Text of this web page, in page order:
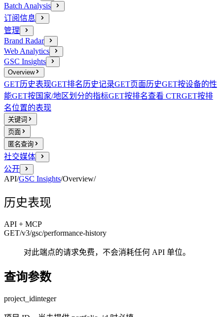
Batch Analysis
订阅信息
管理
Brand Radar
Web Analytics
GSC Insights
Overview
GET历史表现GET排名历史记录GET页面历史GET按设备的性
能GET按国家/地区划分的指标GET按排名查看 CTRGET按排
名位置的表现
关键词
页面
匿名查询
社交媒体
公开
API/GSC Insights/Overview/
历史表现
API + MCP
GET/v3/gsc/performance-history
对此端点的请求免费，不会消耗任何 API 单位。
查询参数
project_idinteger